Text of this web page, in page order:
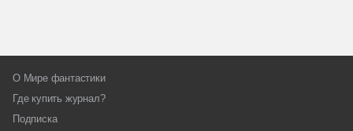
О Мире фантастики
Где купить журнал?
Подписка